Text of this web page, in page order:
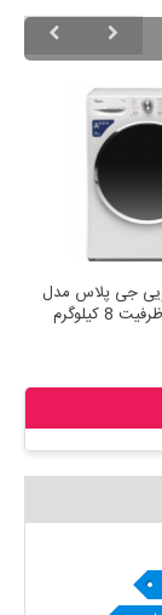
جی پلاس مدل